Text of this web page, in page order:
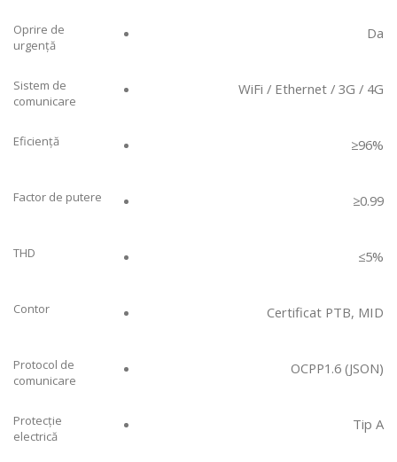
Oprire de
urgență
Da
Sistem de
comunicare
WiFi / Ethernet / 3G / 4G
Eficiență ≥96%
Factor de putere ≥0.99
THD ≤5%
Contor Certificat PTB, MID
Protocol de
comunicare
OCPP1.6 (JSON)
Protecție
electrică
Tip A